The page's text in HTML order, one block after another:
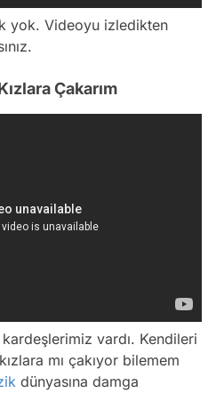
yok. Videoyu izledikten
Çakarım
vardı. Kendileri
mı çakıyor bilemem
dünyasına damga